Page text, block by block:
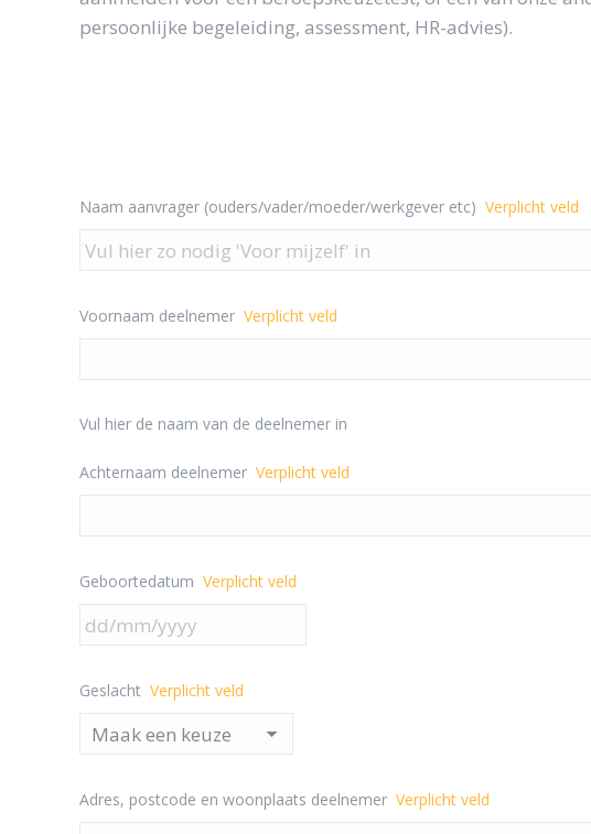
persoonlijke begeleiding, assessment, HR-advies).
Naam aanvrager (ouders/vader/moeder/werkgever etc) Verplicht veld
Voornaam deelnemer Verplicht veld
Vul hier de naam van de deelnemer in
Achternaam deelnemer Verplicht veld
Geboortedatum Verplicht veld
Geslacht Verplicht veld
Adres, postcode en woonplaats deelnemer Verplicht veld